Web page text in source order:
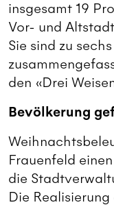
insgesamt 19
Vor- und
Sie sind zu
den «Drei
Bevölkerung
Frauenfeld
die
Die